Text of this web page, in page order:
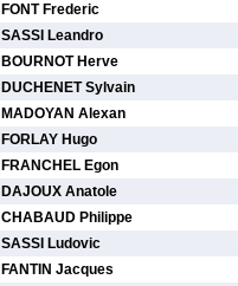
FONT Frederic
SASSI Leandro
BOURNOT Herve
DUCHENET Sylvain
MADOYAN Alexan
FORLAY Hugo
FRANCHEL Egon
DAJOUX Anatole
CHABAUD Philippe
SASSI Ludovic
FANTIN Jacques